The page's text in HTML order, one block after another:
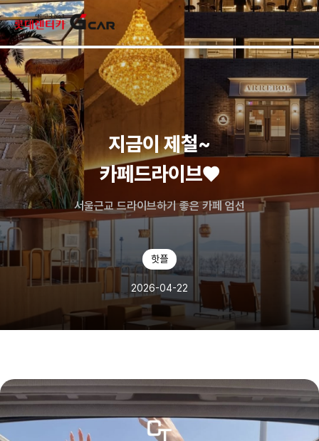
skip navigation
지금이 제철~
카페드라이브♥️
서울근교 드라이브하기 좋은 카페 엄선
핫플
2026-04-22